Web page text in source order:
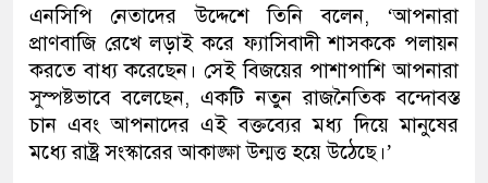
এনসিপি নেতাদের উদ্দেশে তিনি বলেন, ‘আপনারা
প্রাণবাজি রেখে লড়াই করে ফ্যাসিবাদী শাসককে পলায়ন
করতে বাধ্য করেছেন। সেই বিজয়ের পাশাপাশি আপনারা
সুস্পষ্টভাবে বলেছেন, একটি নতুন রাজনৈতিক বন্দোবস্ত
চান এবং আপনাদের এই বক্তব্যের মধ্য দিয়ে মানুষের
মধ্যে রাষ্ট্র সংস্কারের আকাঙ্ক্ষা উন্মত্ত হয়ে উঠেছে।’